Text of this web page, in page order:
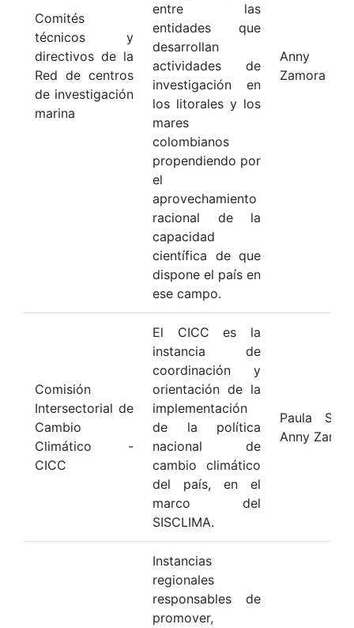
Comités
técnicos y
directivos de la
Red de centros
de investigación
marina
entre las
entidades que
desarrollan
actividades de
investigación en
los litorales y los
mares
colombianos
propendiendo por
el
aprovechamiento
racional de la
capacidad
científica de que
dispone el país en
ese campo.
Anny
Zamora
Comisión
Intersectorial de
Cambio
Climático -
CICC
El CICC es la
instancia de
coordinación y
orientación de la
implementación
de la política
nacional de
cambio climático
del país, en el
marco del
SISCLIMA.
Paula
Anny
Instancias
regionales
responsables de
promover,